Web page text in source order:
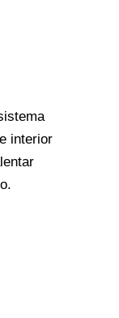
interior